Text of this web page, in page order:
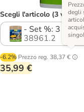
Scegli l'articolo (3
- Set %: 3 x
38961.2
-6.2% Prezzo reg. 38,37 €
degli
35,99 €